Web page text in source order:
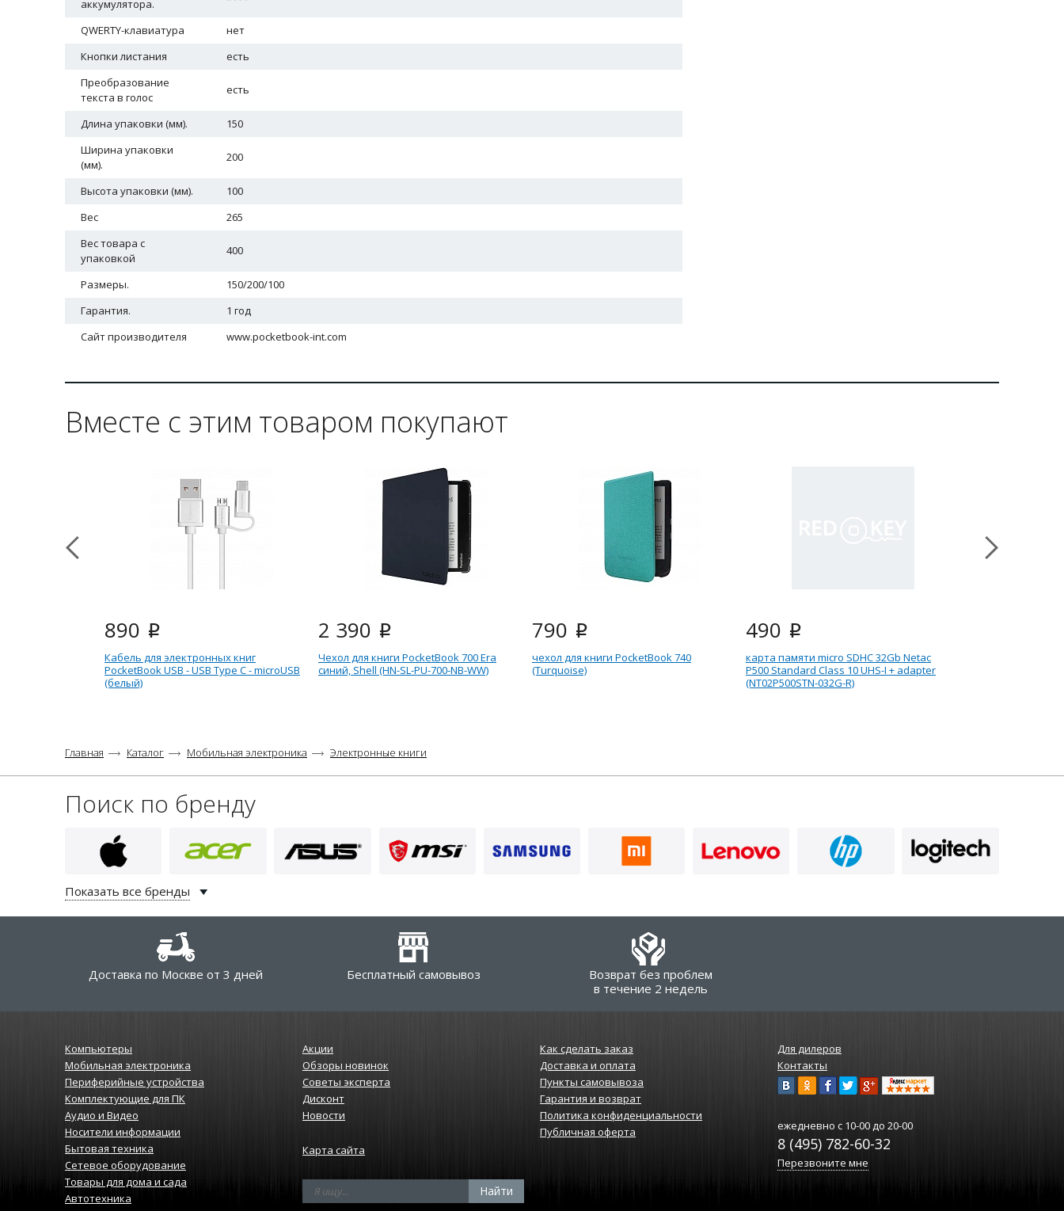
аккумулятора.
QWERTY-клавиатура
нет
Кнопки листания
есть
Преобразование
текста в голос
есть
Длина упаковки (мм).
150
Ширина упаковки
(мм).
200
Высота упаковки (мм).
100
Вес
265
Вес товара с
упаковкой
400
Размеры.
150/200/100
Гарантия.
1 год
Сайт производителя
www.pocketbook-int.com
Вместе с этим товаром покупают
890 i
Кабель для электронных книг
PocketBook USB - USB Type C - microUSB
(белый)
2 390 i
Чехол для книги PocketBook 700 Era
синий, Shell (HN-SL-PU-700-NB-WW)
790 i
чехол для книги PocketBook 740
(Turquoise)
490 i
карта памяти micro SDHC 32Gb Netac
P500 Standard Class 10 UHS-I + adapter
(NT02P500STN-032G-R)
Главная Каталог Мобильная электроника Электронные книги
Поиск по бренду
Показать все бренды
Доставка по Москве от 3 дней Бесплатный самовывоз
Возврат без проблем
в течение 2 недель
Компьютеры
Мобильная электроника
Периферийные устройства
Комплектующие для ПК
Аудио и Видео
Носители информации
Бытовая техника
Сетевое оборудование
Товары для дома и сада
Автотехника
Акции
Обзоры новинок
Советы эксперта
Дисконт
Новости
Карта сайта
Как сделать заказ
Доставка и оплата
Пункты самовывоза
Гарантия и возврат
Политика конфиденциальности
Публичная оферта
Для дилеров
Контакты
ежедневно с 10-00 до 20-00
8 (495) 782-60-32
Перезвоните мне